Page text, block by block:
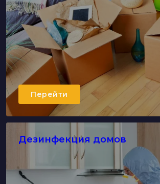
Перейти
Дезинфекция домов